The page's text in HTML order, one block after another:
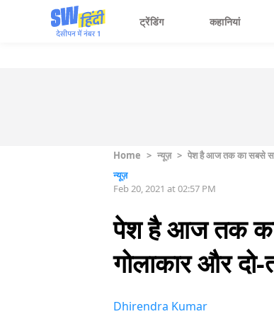
ट्रेंडिंग कहानियां
Home > न्यूज़ > पेश है आज तक का सबसे
न्यूज़
Feb 20, 2021 at 02:57 PM
पेश है आज तक का
गोलाकार और
Dhirendra Kumar